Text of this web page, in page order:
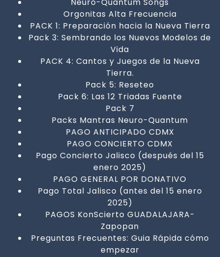
Orgonitas Alta Frecuencia
PACK 1: Preparación hacia la Nueva Tierra
Pack 3: Sembrando los Nuevos Modelos de
Vida
PACK 4: Cantos y Juegos de la Nueva
Tierra.
Pack 5: Reseteo
Pack 6: Las 12 Triadas Fuente
Pack 7
Packs Mantras Neuro-Quantum
PAGO ANTICIPADO CDMX
PAGO CONCIERTO CDMX
Pago Concierto Jalisco (después del 15
enero 2025)
PAGO GENERAL POR DONATIVO
Pago Total Jalisco (antes del 15 enero
2025)
PAGOS KonScierto GUADALAJARA-
Zapopan
Preguntas Frecuentes: Guia Rápida cómo
empezar